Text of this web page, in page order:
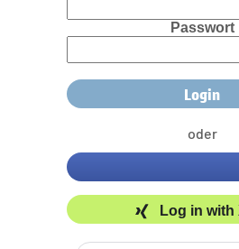
Passwort
oder
Log in with